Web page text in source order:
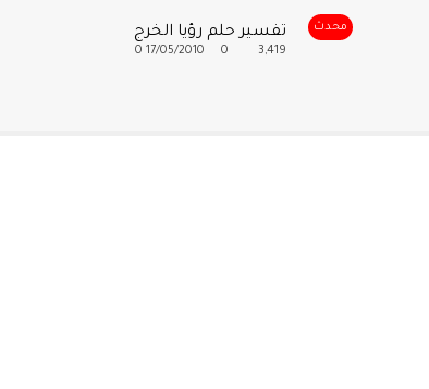
محدث تفسير حلم رؤيا الخرج
3,419
17/05/2010
0